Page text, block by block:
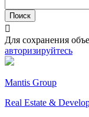

Для сохранения
авторизируйтесь
Mantis Group
Real Estate &